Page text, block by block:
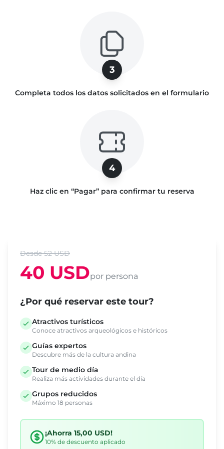
3
Completa todos los datos solicitados en el formulario
4
Haz clic en “Pagar” para confirmar tu reserva
Desde 52 USD
40 USDpor persona
¿Por qué reservar este tour?
Atractivos turísticos
Conoce atractivos arqueológicos e históricos
Guías expertos
Descubre más de la cultura andina
Tour de medio día
Realiza más actividades durante el día
Grupos reducidos
Máximo 18 personas
¡Ahorra 15,00 USD!
10% de descuento aplicado